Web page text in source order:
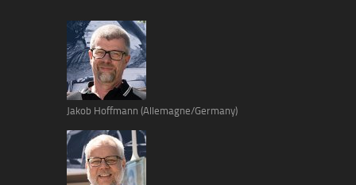
Jakob Hoffmann (Allemagne/Germany)